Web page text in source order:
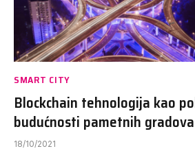
SMART CITY
Blockchain tehnologija kao
budućnosti pametnih gradova
18/10/2021